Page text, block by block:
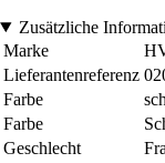
Zusätzliche
Marke
Lieferantenreferenz
Farbe
Farbe
Geschlecht